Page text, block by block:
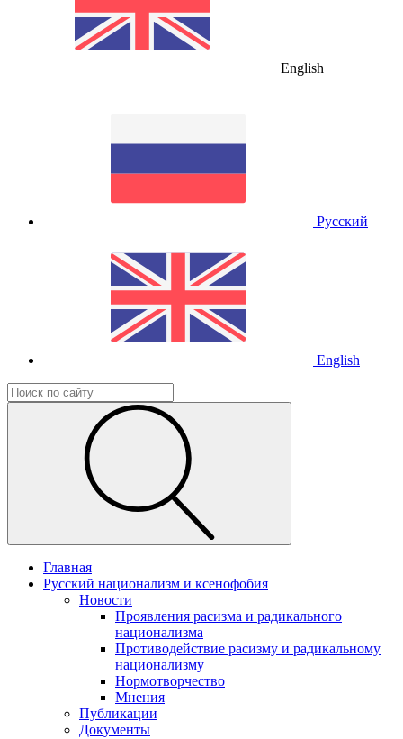
English
Русский
English
Главная
Русский национализм и ксенофобия
Новости
Проявления расизма и радикального
национализма
Противодействие расизму и радикальному
национализму
Нормотворчество
Мнения
Публикации
Документы